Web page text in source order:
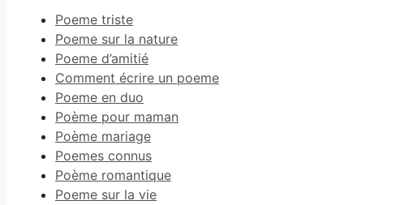
Poeme triste
Poeme sur la nature
Poeme d’amitié
Comment écrire un poeme
Poeme en duo
Poème pour maman
Poème mariage
Poemes connus
Poème romantique
Poeme sur la vie